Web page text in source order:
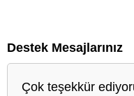
Destek Mesajlarınız
Çok teşekkür